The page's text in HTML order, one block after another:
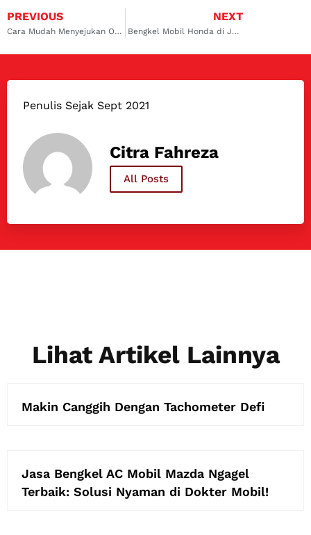
PREVIOUS
Cara Mudah Menyejukan Oli Anda Saat Berkendara Dengan Oil Coller
NEXT
Bengkel Mobil Honda di Jakarta
Penulis Sejak Sept 2021
Citra Fahreza
All Posts
Lihat Artikel Lainnya
Makin Canggih Dengan Tachometer Defi
Jasa Bengkel AC Mobil Mazda Ngagel
Terbaik: Solusi Nyaman di Dokter Mobil!